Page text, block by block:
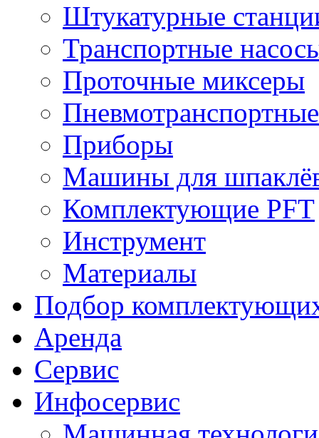
Штукатурные
Транспортные
Проточные миксеры
Приборы
Машины для
Комплектующие PFT
Инструмент
Материалы
Подбор
Аренда
Сервис
Инфосервис